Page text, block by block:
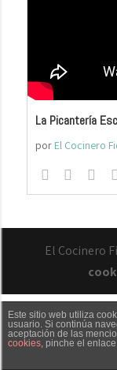
La Picantería
por El Cocinero
El Cocinero
Txaber Allué
Este sitio web utiliza
usuario. Si continúa
aceptación de las
cookies, pinche el